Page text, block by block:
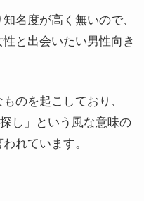
名度が高く無いので、
と出会いたい男性向き
のを起こしており、
し」という風な意味の
れています。